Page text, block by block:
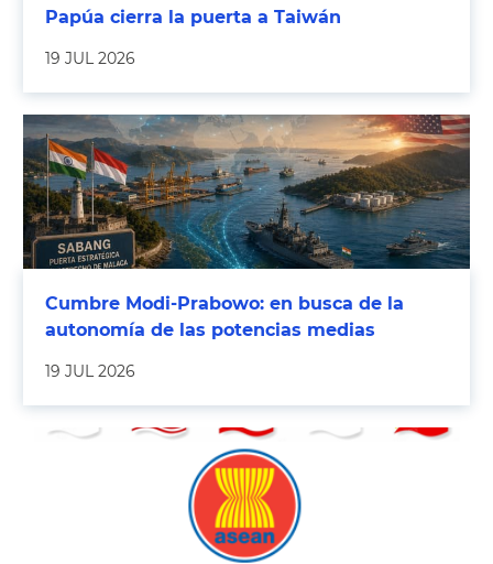
Papúa cierra la puerta a Taiwán
19 JUL 2026
Cumbre Modi-Prabowo: en busca de la
autonomía de las potencias medias
19 JUL 2026